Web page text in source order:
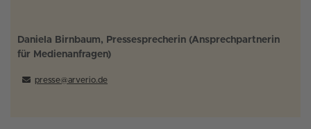
Daniela Birnbaum, Pressesprecherin (Ansprechpartnerin
für Medienanfragen)
presse@arverio.de